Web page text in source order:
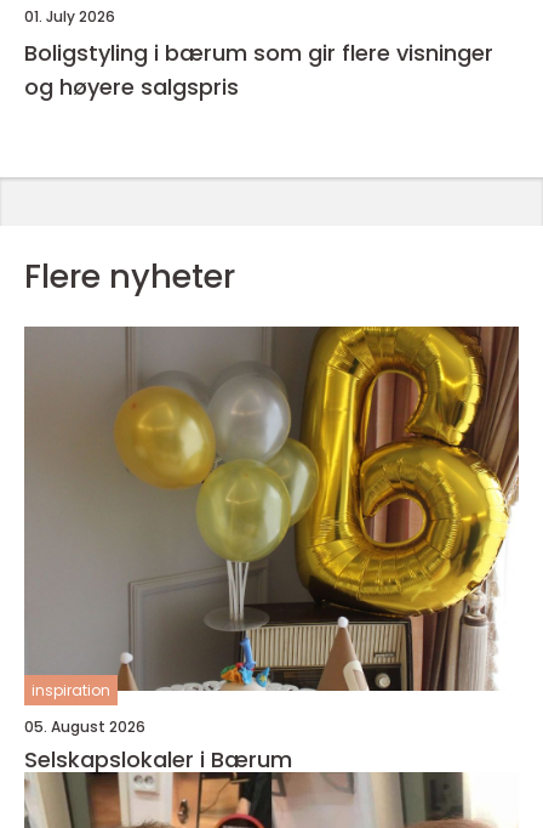
01. July 2026
Boligstyling i bærum som gir flere visninger
og høyere salgspris
Flere nyheter
inspiration
05. August 2026
Selskapslokaler i Bærum